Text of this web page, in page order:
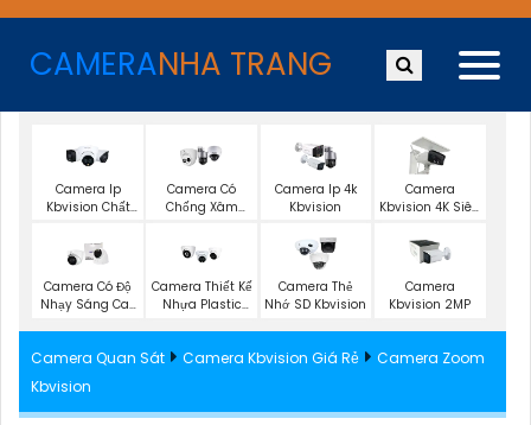
CAMERANHA TRANG
Camera Ip
Kbvision Chất
Camera Có
Chống Xâm
Camera Ip 4k
Kbvision
Camera
Kbvision 4K Siêu
Camera Có Độ
Nhạy Sáng Cao
Camera Thiết Kế
Nhựa Plastic
Camera Thẻ
Nhớ SD Kbvision
Camera
Kbvision 2MP
Camera Quan Sát Camera Kbvision Giá Rẻ
Camera Zoom
Kbvision